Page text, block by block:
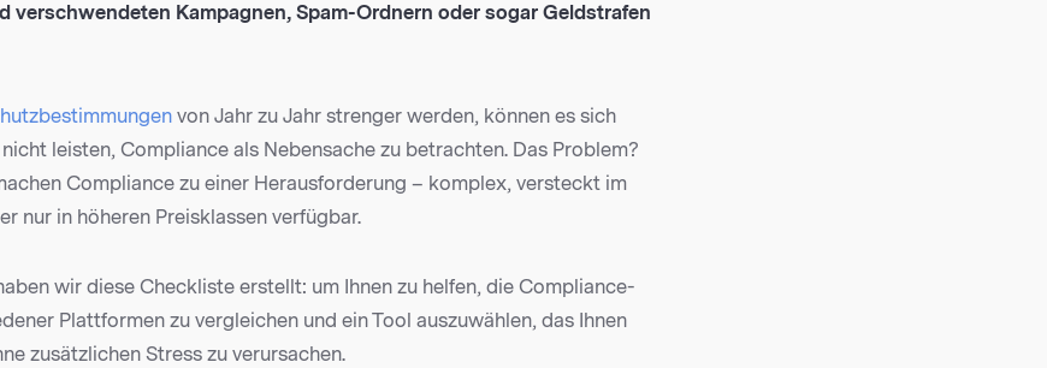
verschwendeten Kampagnen, Spam-Ordnern oder sogar Geldstrafen
von Jahr zu Jahr strenger werden, können es sich
leisten, Compliance als Nebensache zu betrachten. Das Problem?
Compliance zu einer Herausforderung – komplex, versteckt im
nur in höheren Preisklassen verfügbar.
wir diese Checkliste erstellt: um Ihnen zu helfen, die Compliance-
Plattformen zu vergleichen und ein Tool auszuwählen, das Ihnen
zusätzlichen Stress zu verursachen.